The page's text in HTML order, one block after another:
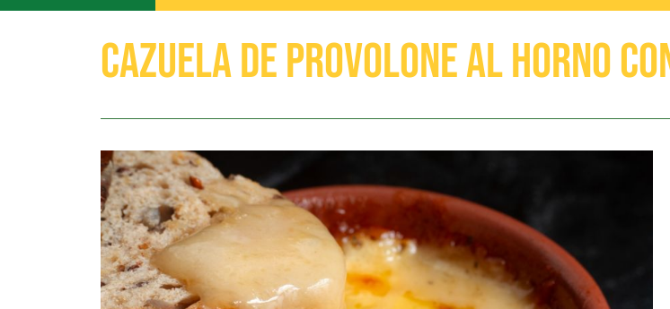
Cazuela de provolone al horno